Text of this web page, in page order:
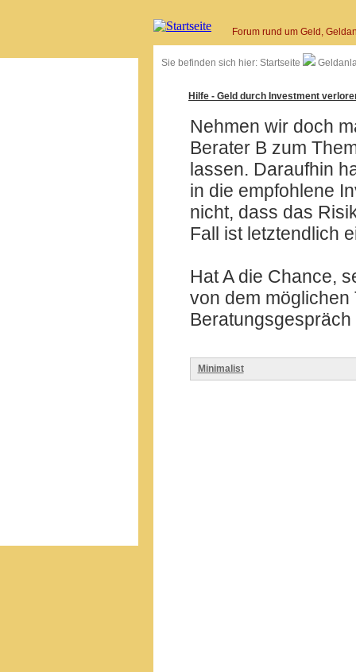
Forum rund um Geld,
Sie befinden sich hier: Startseite
Hilfe - Geld durch Investment
Nehmen wir doch
Berater B zum
lassen. Daraufhin
in die empfohlene
nicht, dass das
Fall ist letztendlich
Hat A die Chance,
von dem möglichen
Minimalist